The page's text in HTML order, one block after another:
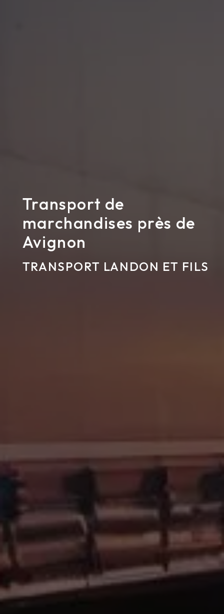
Transport de
marchandises près de
Avignon
TRANSPORT LANDON ET FILS